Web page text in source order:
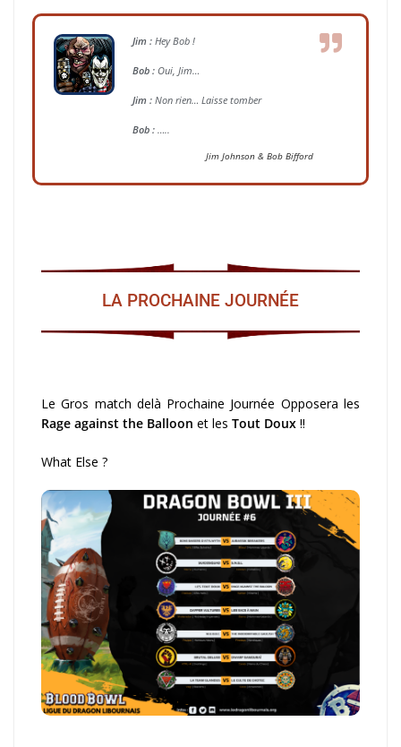
Jim :Hey Bob !
Bob : Oui, Jim…
Jim :Non rien… Laisse tomber
Bob : …..
Jim Johnson & Bob Bifford
LA PROCHAINE JOURNÉE
Le Gros match delà Prochaine Journée Opposera les
Rage against the Balloon et les Tout Doux !!
What Else ?